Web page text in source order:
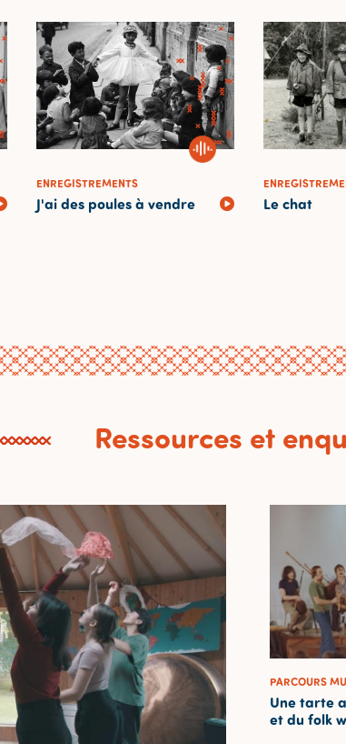
ENREGISTREMENTS
J'ai des poules à vendre Le chat
Ressources et
PARCOURS
Une tarte
et du folk